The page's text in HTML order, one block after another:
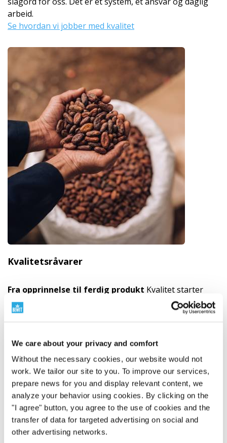
We care about your privacy and comfort
Without the necessary cookies, our website would not
work. We tailor our site to you. To improve our services,
prepare news for you and display relevant content, we
analyze your behavior using cookies. By clicking on the
"I agree" button, you agree to the use of cookies and the
transfer of data for targeted advertising on social and
other advertising networks.
arbeid.
Se hvordan vi jobber med kvalitet
Kvalitetsråvarer
Fra opprinnelse til ferdig produkt Kvalitet starter
med råvarens opprinnelse. Derfor velger vi
leverandører nøye, og sporer opprinnelsen,
ingrediens. Vi jobber med økologiske råvarer, RAW-
tilnærming, plantebaserte kilder og råvarer fra vill
natur der det er fornuftig. Respekt for naturen
kombinerer vi med vitenskap, testing og eget ansvar.
Finn ut hvorfor råvarenes opprinnelse er viktig"